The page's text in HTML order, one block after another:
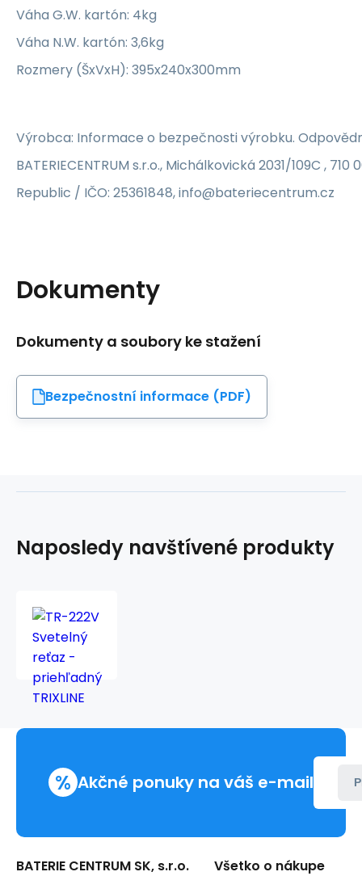
Váha G.W. kartón: 4kg
Váha N.W. kartón: 3,6kg
Rozmery (ŠxVxH): 395x240x300mm
Výrobca: Informace o bezpečnosti výrobku.
BATERIECENTRUM s.r.o., Michálkovická 2031/109C ,
Republic / IČO: 25361848, info@bateriecentrum.cz
Dokumenty
Dokumenty a soubory ke stažení
Bezpečnostní informace (PDF)
Naposledy navštívené produkty
-
% Akčné ponuky na váš e-mail
BATERIE CENTRUM SK, s.r.o. Všetko o nákupe